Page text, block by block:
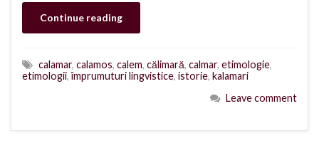
Continue reading
calamar, calamos, calem, călimară, calmar, etimologie,
etimologii,împrumuturi lingvistice, istorie, kalamari
Leave comment